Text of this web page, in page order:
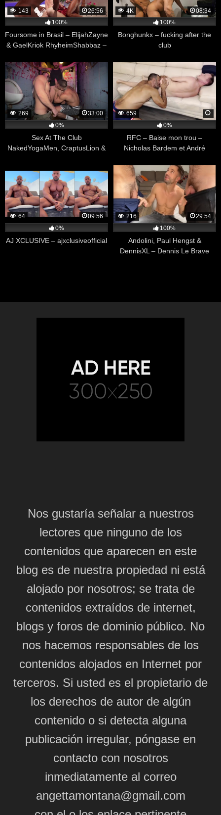
143
26:56
100%
Foursome in Brasil – ElijahZayne
& GaelKriok RhyheimShabbaz –
4K
08:34
100%
Bonghunkx – fucking after the
club
269
33:00
0%
Sex At The Club
NakedYogaMen, CraptusLion &
659
0%
RFC – Baise mon trou –
Nicholas Bardem et André
64
09:56
0%
AJ XCLUSIVE – ajxclusiveofficial
216
29:54
100%
Andolini, Paul Hengst &
DennisXL – Dennis Le Brave
Nos gustaría señalar a nuestros
lectores que ninguno de los
contenidos que aparecen en este
blog es de nuestra propiedad ni está
alojado por nosotros; se trata de
contenidos extraídos de internet,
blogs y foros de dominio público. No
nos hacemos responsables de los
contenidos alojados en Internet por
terceros. Si usted es el propietario de
los derechos de autor de algún
contenido o si detecta alguna
publicación irregular, póngase en
contacto con nosotros
inmediatamente al correo
angettamontana@gmail.com